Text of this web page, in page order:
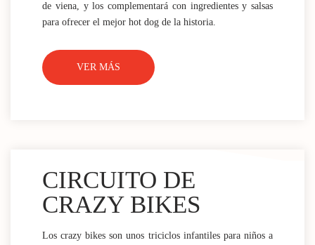
de viena, y los complementará con ingredientes y salsas
para ofrecer el mejor hot dog de la historia.
VER MÁS
CIRCUITO DE
CRAZY BIKES
Los crazy bikes son unos triciclos infantiles para niños a